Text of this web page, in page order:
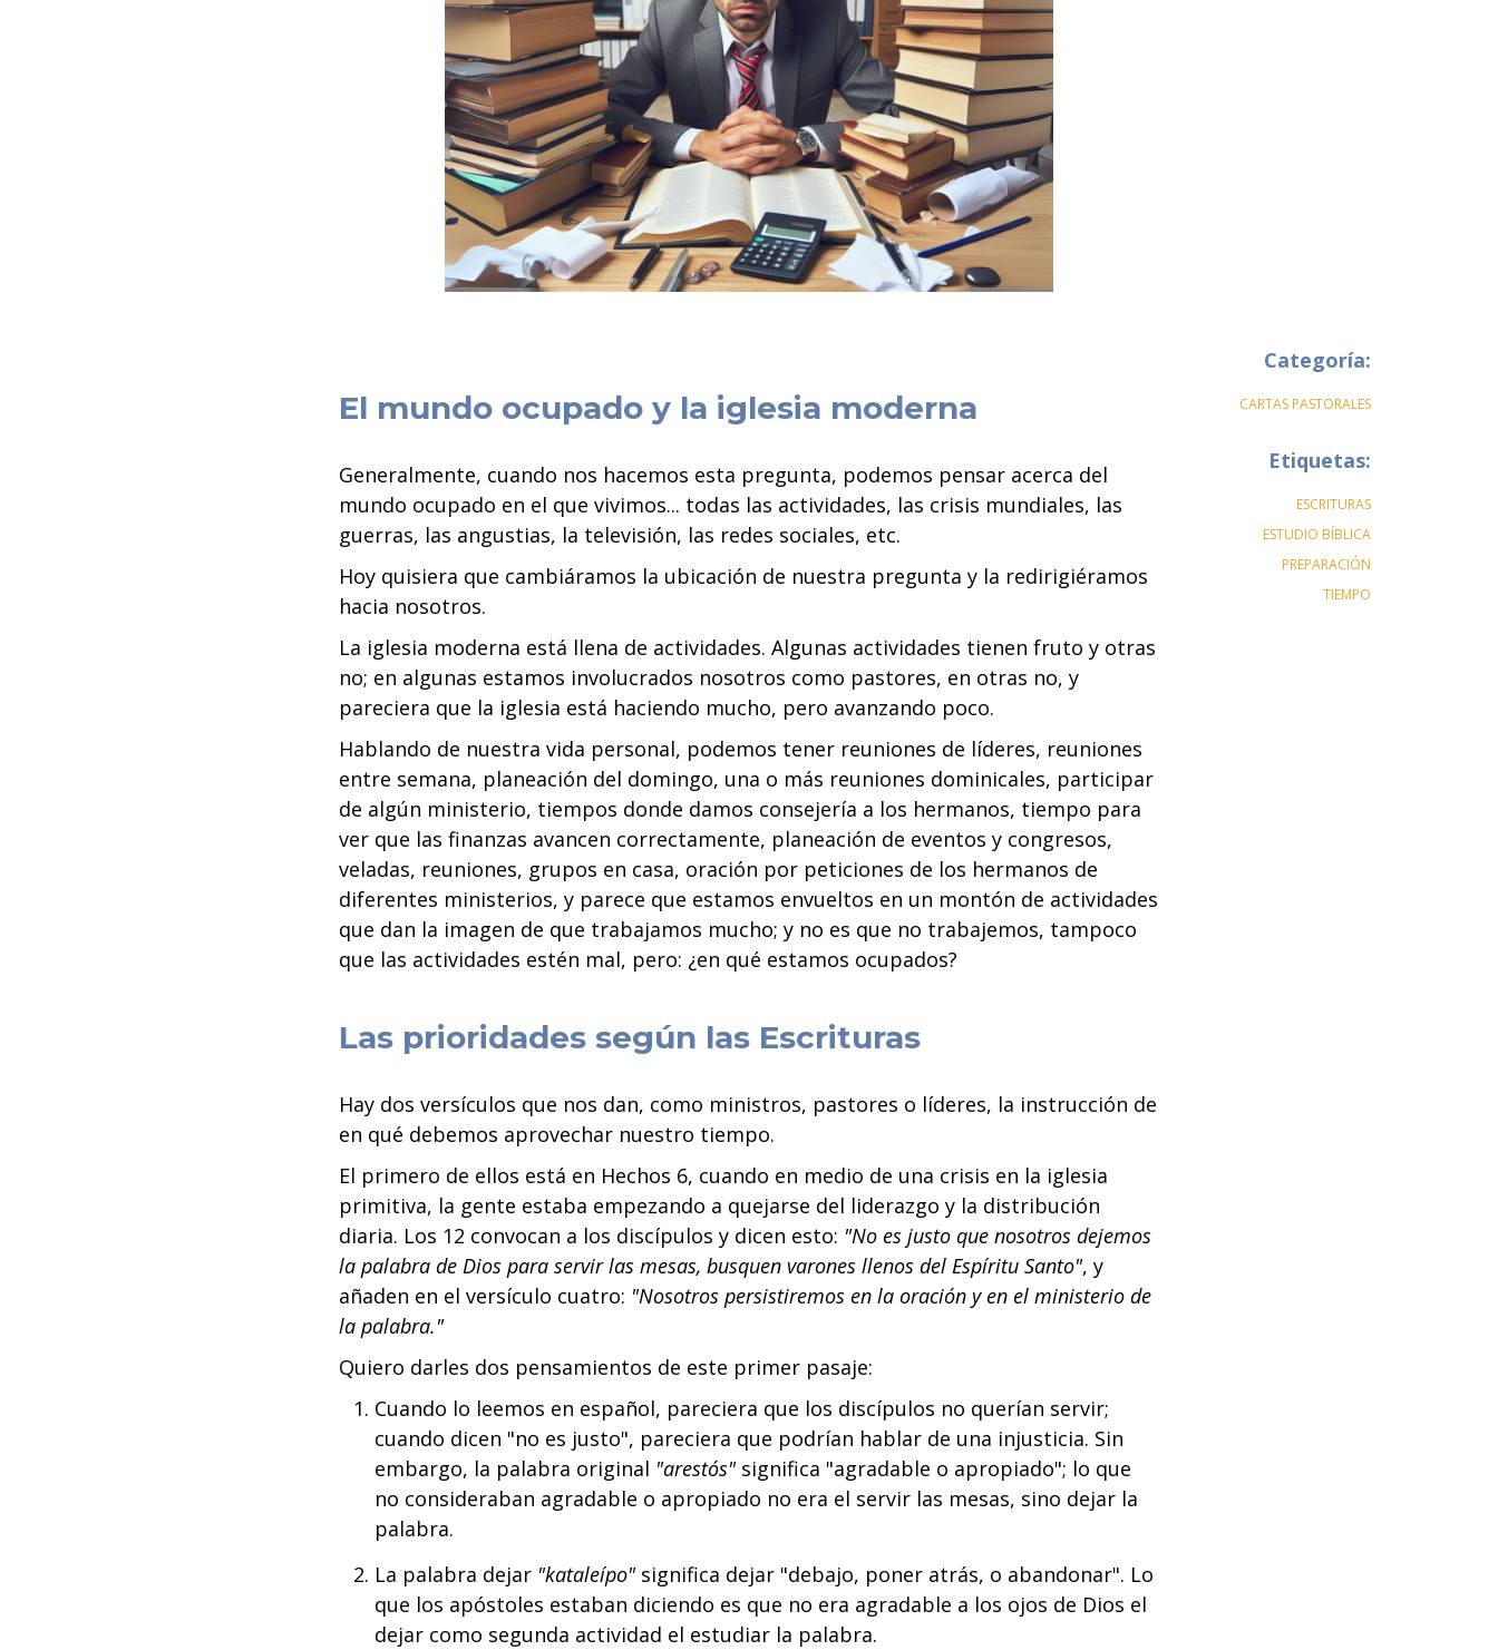
El mundo ocupado y la iglesia moderna
Generalmente, cuando nos hacemos esta pregunta, podemos pensar acerca del
mundo ocupado en el que vivimos... todas las actividades, las crisis mundiales, las
guerras, las angustias, la televisión, las redes sociales, etc.
Hoy quisiera que cambiáramos la ubicación de nuestra pregunta y la redirigiéramos
hacia nosotros.
La iglesia moderna está llena de actividades. Algunas actividades tienen fruto y otras
no; en algunas estamos involucrados nosotros como pastores, en otras no, y
pareciera que la iglesia está haciendo mucho, pero avanzando poco.
Hablando de nuestra vida personal, podemos tener reuniones de líderes, reuniones
entre semana, planeación del domingo, una o más reuniones dominicales, participar
de algún ministerio, tiempos donde damos consejería a los hermanos, tiempo para
ver que las finanzas avancen correctamente, planeación de eventos y congresos,
veladas, reuniones, grupos en casa, oración por peticiones de los hermanos de
diferentes ministerios, y parece que estamos envueltos en un montón de actividades
que dan la imagen de que trabajamos mucho; y no es que no trabajemos, tampoco
que las actividades estén mal, pero: ¿en qué estamos ocupados?
Las prioridades según las Escrituras
Hay dos versículos que nos dan, como ministros, pastores o líderes, la instrucción de
en qué debemos aprovechar nuestro tiempo.
El primero de ellos está en Hechos 6, cuando en medio de una crisis en la iglesia
primitiva, la gente estaba empezando a quejarse del liderazgo y la distribución
diaria. Los 12 convocan a los discípulos y dicen esto: "No es justo que nosotros dejemos
la palabra de Dios para servir las mesas, busquen varones llenos del Espíritu Santo", y
añaden en el versículo cuatro: "Nosotros persistiremos en la oración y en el ministerio de
la palabra."
Quiero darles dos pensamientos de este primer pasaje:
Cuando lo leemos en español, pareciera que los discípulos no querían servir;
cuando dicen "no es justo", pareciera que podrían hablar de una injusticia. Sin
embargo, la palabra original "arestós"significa "agradable o apropiado"; lo que
no consideraban agradable o apropiado no era el servir las mesas, sino dejar la
palabra.
La palabra dejar "kataleípo"significa dejar "debajo, poner atrás, o abandonar". Lo
que los apóstoles estaban diciendo es que no era agradable a los ojos de Dios el
dejar como segunda actividad el estudiar la palabra.
Categoría:
CARTAS PASTORALES
Etiquetas:
ESCRITURAS
ESTUDIO BÍBLICA
PREPARACIÓN
TIEMPO